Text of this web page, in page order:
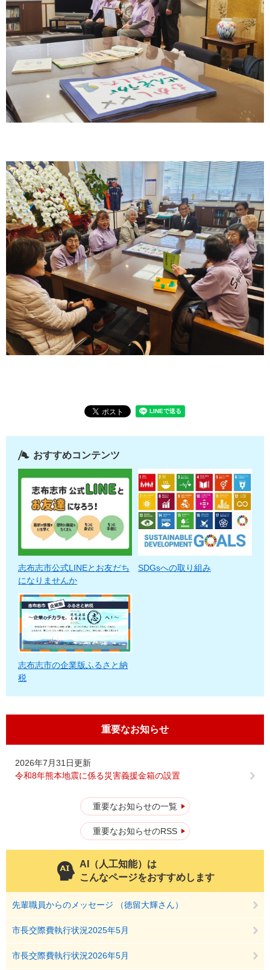
おすすめコンテンツ
志布志市公式LINEとお友だち
になりませんか
SDGsへの取り組み
志布志市の企業版ふるさと納
税
重要なお知らせ
2026年7月31日更新
令和8年熊本地震に係る災害義援金箱の設置
重要なお知らせの一覧
重要なお知らせのRSS
AI（人工知能）は
こんなページをおすすめします
先輩職員からのメッセージ （徳留大輝さん）
市長交際費執行状況2025年5月
市長交際費執行状況2026年5月